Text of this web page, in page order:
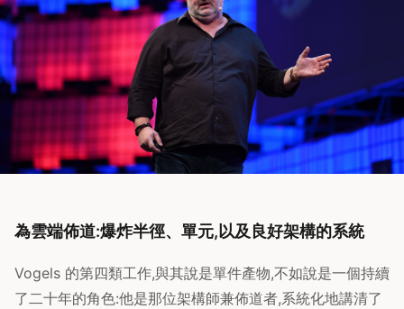
為雲端佈道:爆炸半徑、單元,以及良好架構的系統
Vogels 的第四類工作,與其說是單件產物,不如說是一個持續
了二十年的角色:他是那位架構師兼佈道者,系統化地講清了